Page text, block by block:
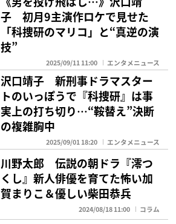
子 初月9主演作ロケで見せた
「科捜研のマリコ」と“真逆の演
技”
2025/09/11 11:00 エンタメニュース
沢口靖子 新刑事ドラマスター
トのいっぽうで『科捜研』は事
実上の打ち切り…“鞍替え”決断
の複雑胸中
2025/09/01 18:20 エンタメニュース
川野太郎 伝説の朝ドラ『澪つ
くし』新人俳優を育てた怖い加
賀まりこ＆優しい柴田恭兵
2024/08/18 11:00 コラム